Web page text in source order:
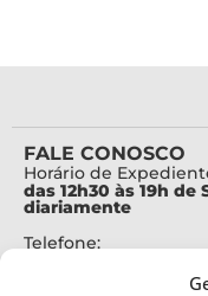
FALE CONOSCO
Horário de
das 12h30 às 19h
diariamente
Telefone: